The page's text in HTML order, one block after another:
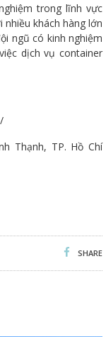
trong lĩnh vực
nhiều khách hàng lớn
ngũ có kinh nghiệm
dịch vụ container
Thạnh, TP. Hồ Chí
SHARE